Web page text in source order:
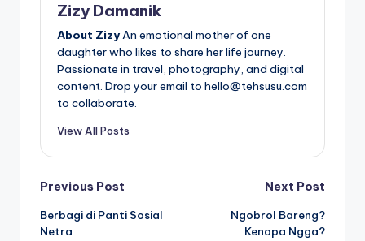
Zizy Damanik
About ZizyAn emotional mother of one
daughter who likes to share her life journey.
Passionate in travel, photography, and digital
content. Drop your email to hello@tehsusu.com
to collaborate.
View All Posts
Post
navigation
Previous Post
Berbagi di Panti Sosial
Netra
Next Post
Ngobrol Bareng?
Kenapa Ngga?